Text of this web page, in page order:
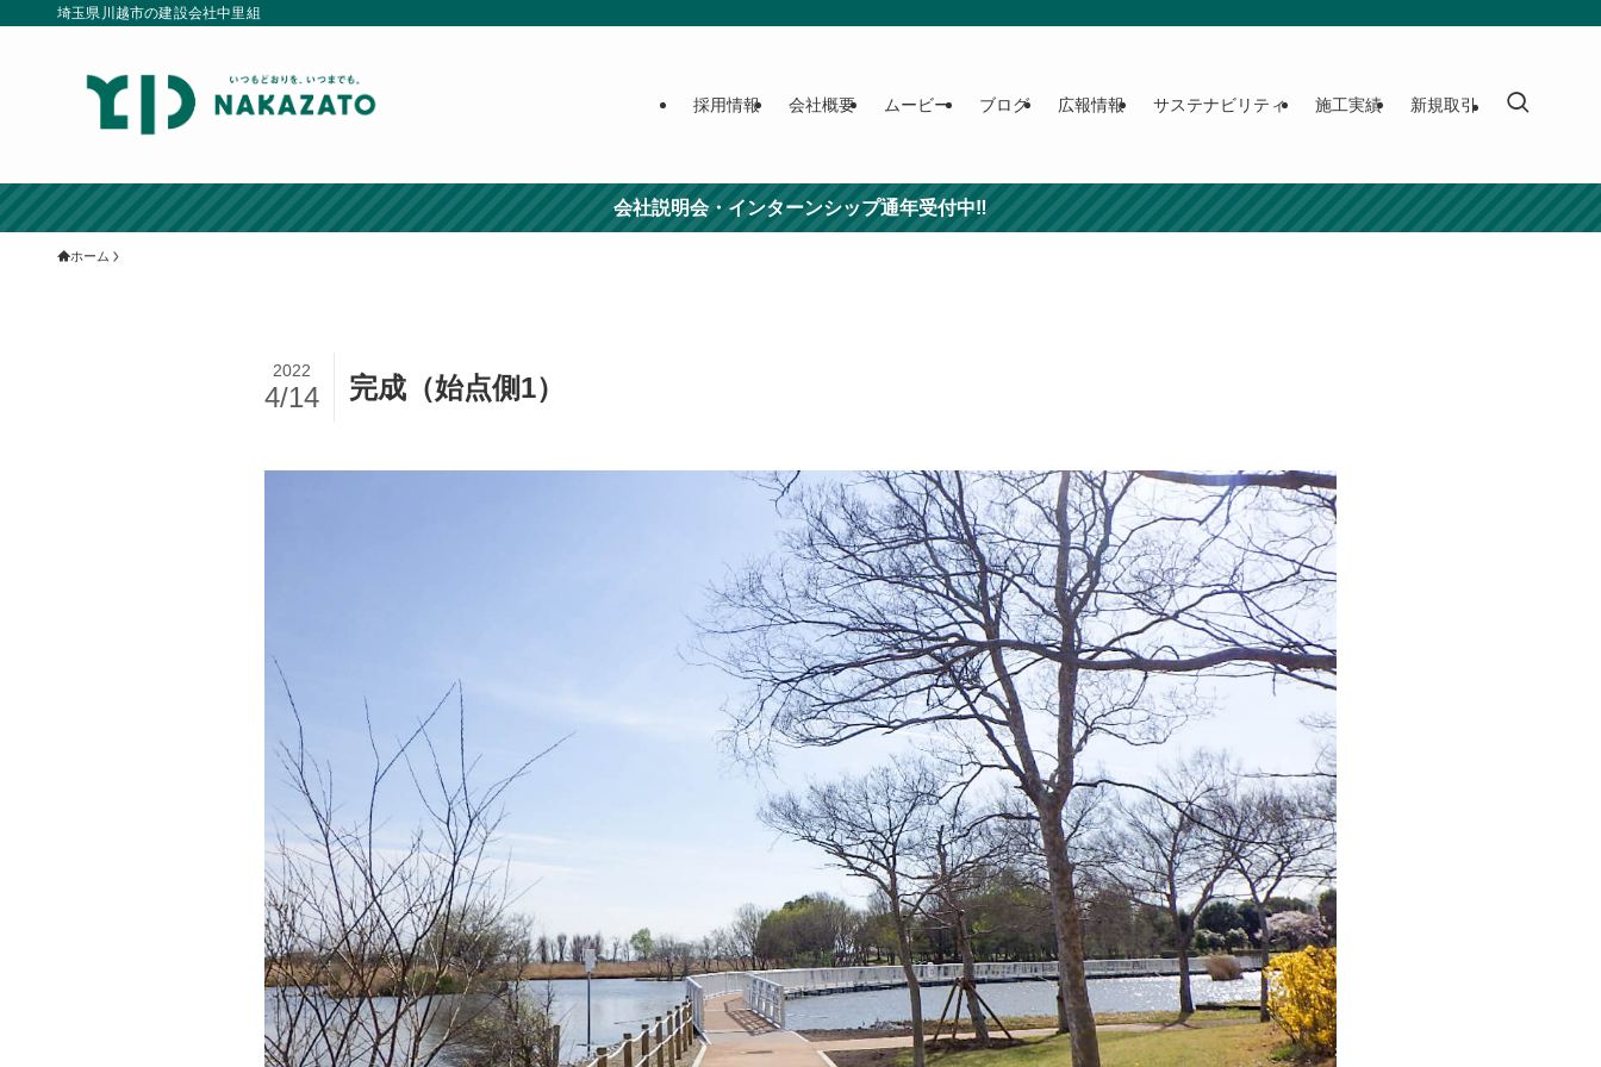
埼玉県川越市の建設会社中里組
採用情報 会社概要 ムービー ブログ 広報情報 サステナビリティ 施工実績 新規取引
会社説明会・インターンシップ通年受付中‼
ホーム
完成（始点側1）
2022
4/14